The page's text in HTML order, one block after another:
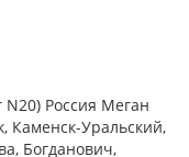
Россия Меган
Каменск-Уральский,
Богданович,